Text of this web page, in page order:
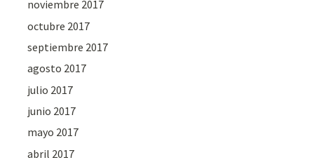
noviembre 2017
octubre 2017
septiembre 2017
agosto 2017
julio 2017
junio 2017
mayo 2017
abril 2017